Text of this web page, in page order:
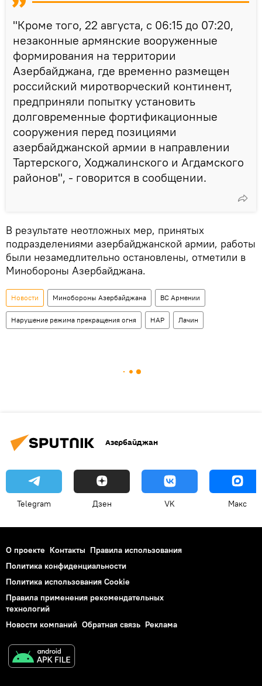
"Кроме того, 22 августа, с 06:15 до 07:20,
незаконные армянские вооруженные
формирования на территории
Азербайджана, где временно размещен
российский миротворческий континент,
предприняли попытку установить
долговременные фортификационные
сооружения перед позициями
азербайджанской армии в направлении
Тартерского, Ходжалинского и Агдамского
районов", - говорится в сообщении.
В результате неотложных мер, принятых
подразделениями азербайджанской армии, работы
были незамедлительно остановлены, отметили в
Минобороны Азербайджана.
Новости Минобороны Азербайджана ВС Армении
Нарушение режима прекращения огня НАР Лачин
Азербайджан
Telegram Дзен VK Макс
О проекте Контакты Правила использования
Политика конфиденциальности
Политика использования Cookie
Правила применения рекомендательных
технологий
Новости компаний Обратная связь Реклама